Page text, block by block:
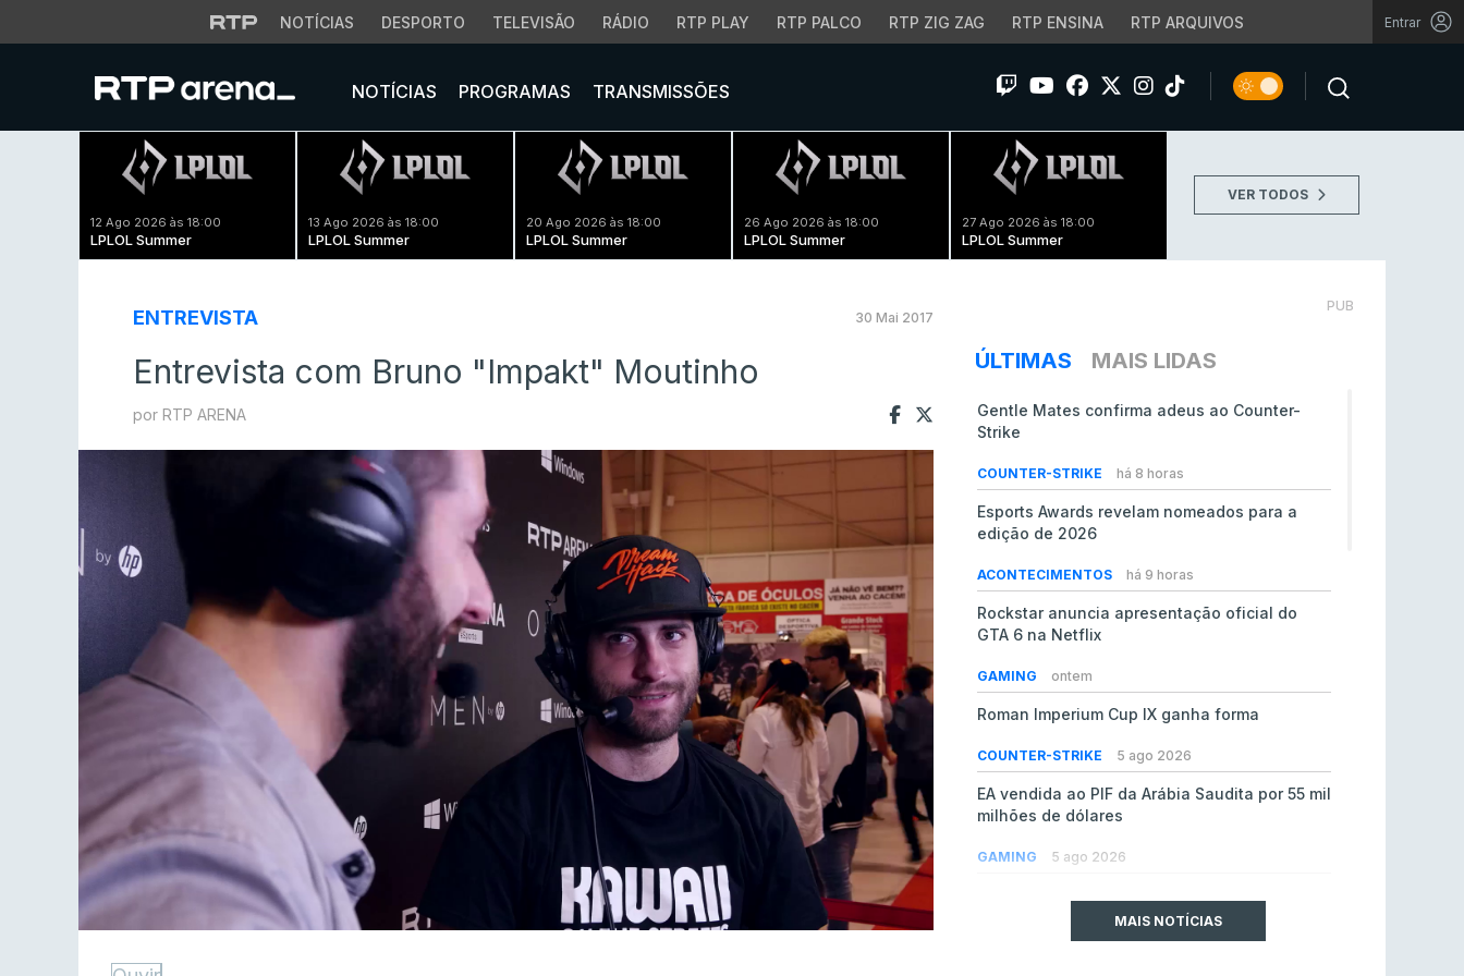
NOTÍCIAS DESPORTO TELEVISÃO RÁDIO RTP PLAY RTP PALCO RTP ZIG ZAG RTP ENSINA RTP ARQUIVOS Entrar
NOTÍCIAS PROGRAMAS TRANSMISSÕES
12 Ago 2026 às 18:00
LPLOL Summer
13 Ago 2026 às 18:00
LPLOL Summer
20 Ago 2026 às 18:00
LPLOL Summer
26 Ago 2026 às 18:00
LPLOL Summer
27 Ago 2026 às 18:00
LPLOL Summer
VER TODOS
ENTREVISTA 30 Mai 2017
Entrevista com Bruno "Impakt" Moutinho
por RTP ARENA
PUB
ÚLTIMAS MAIS LIDAS
Gentle Mates confirma adeus ao Counter-
Strike
COUNTER-STRIKE há 8 horas
Esports Awards revelam nomeados para a
edição de 2026
ACONTECIMENTOS há 9 horas
Rockstar anuncia apresentação oficial do
GTA 6 na Netflix
GAMING ontem
Roman Imperium Cup IX ganha forma
COUNTER-STRIKE 5 ago 2026
EA vendida ao PIF da Arábia Saudita por 55 mil
milhões de dólares
GAMING 5 ago 2026
MAIS NOTÍCIAS